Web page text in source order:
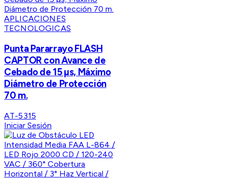
APLICACIONES
TECNOLOGICAS
Punta Pararrayo FLASH
CAPTOR con Avance de
Cebado de 15 µs, Máximo
Diámetro de Protección
70 m.
AT-5315
Iniciar Sesión